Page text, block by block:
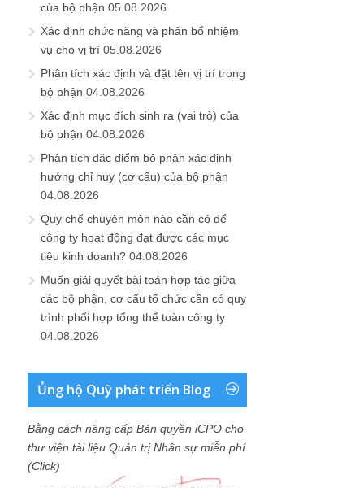
của bộ phận 05.08.2026
Xác định chức năng và phân bổ nhiệm
vụ cho vị trí 05.08.2026
Phân tích xác định và đặt tên vị trí trong
bộ phận 04.08.2026
Xác định mục đích sinh ra (vai trò) của
bộ phận 04.08.2026
Phân tích đặc điểm bộ phận xác định
hướng chỉ huy (cơ cấu) của bộ phận
04.08.2026
Quy chế chuyên môn nào cần có để
công ty hoạt động đạt được các mục
tiêu kinh doanh? 04.08.2026
Muốn giải quyết bài toán hợp tác giữa
các bộ phận, cơ cấu tổ chức cần có quy
trình phối hợp tổng thể toàn công ty
04.08.2026
Ủng hộ Quỹ phát triển Blog
Bằng cách nâng cấp Bản quyền iCPO cho
thư viện tài liệu Quản trị Nhân sự miễn phí
(Click)